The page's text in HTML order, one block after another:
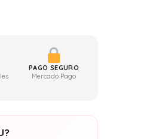
PAGO SEGURO
Mercado Pago